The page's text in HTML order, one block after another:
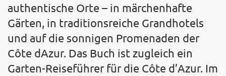
authentische Orte – in märchenhafte
Gärten, in traditionsreiche Grandhotels
und auf die sonnigen Promenaden der
Côte dAzur. Das Buch ist zugleich ein
Garten-Reiseführer für die Côte d’Azur. Im